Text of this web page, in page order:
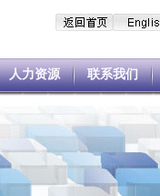
人力资源 联系我们